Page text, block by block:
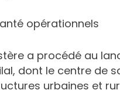
opérationnels
a procédé au
dont le centre de
urbaines et